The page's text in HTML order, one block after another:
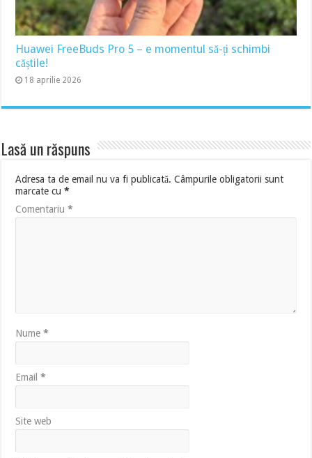
Huawei FreeBuds Pro 5 – e momentul să-ți schimbi
căștile!
18 aprilie 2026
Lasă un răspuns
Adresa ta de email nu va fi publicată. Câmpurile obligatorii sunt
marcate cu*
Comentariu*
Nume*
Email*
Site web